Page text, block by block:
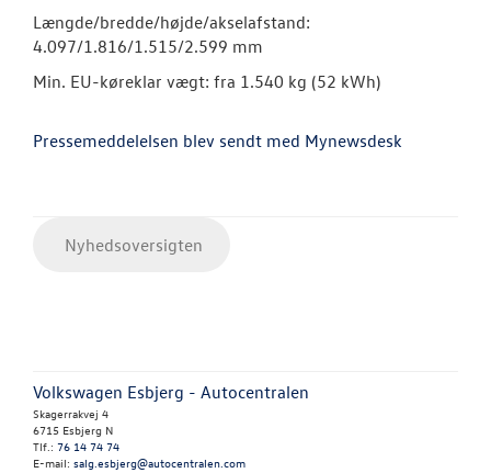
Længde/bredde/højde/akselafstand:
4.097/1.816/1.515/2.599 mm
Min. EU-køreklar vægt: fra 1.540 kg (52 kWh)
Pressemeddelelsen blev sendt med Mynewsdesk
Nyhedsoversigten
Volkswagen Esbjerg - Autocentralen
Skagerrakvej 4
6715 Esbjerg N
Tlf.: 76 14 74 74
E-mail: salg.esbjerg@autocentralen.com